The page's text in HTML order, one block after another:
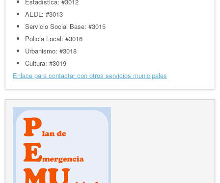
AEDL: #3013
Servicio Social Base: #3015
Policia Local: #3016
Urbanismo: #3018
Cultura: #3019
Enlace para contactar con otros servicios municipales